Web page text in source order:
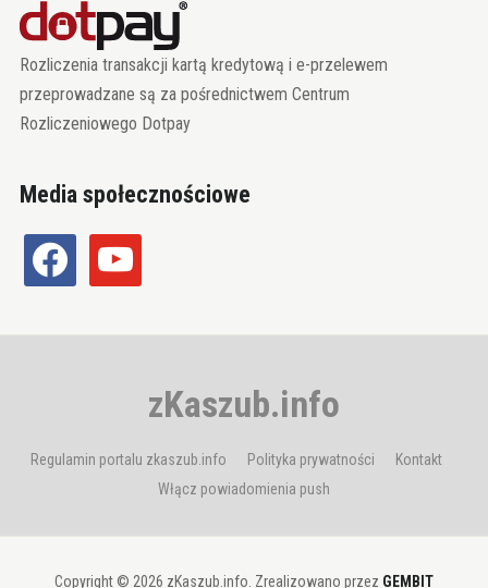
Rozliczenia transakcji kartą kredytową i e-przelewem
przeprowadzane są za pośrednictwem Centrum
Rozliczeniowego Dotpay
Media społecznościowe
facebook youtube
zKaszub.info
Regulamin portalu zkaszub.info Polityka prywatności
Kontakt
Włącz powiadomienia push
Copyright © 2026 zKaszub.info. Zrealizowano przez GEMBIT